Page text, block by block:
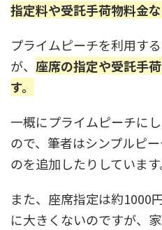
指定料や受託手荷物料金
プライムピーチを利用す
が、 座席の指定や受託手
す。
一概にプライムピーチに
ので、筆者はシンプルピ
のを追加したりしています
また、座席指定は約1000
に大きくないのですが、